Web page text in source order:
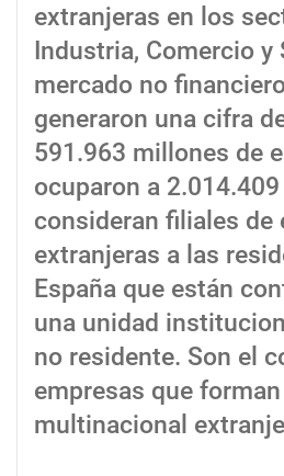
extranjeras en los
Industria, Comercio y
mercado no
generaron una cifra
591.963 millones de
ocuparon a
consideran filiales de
extranjeras a las
España que están
una unidad
no residente. Son el
empresas que
multinacional